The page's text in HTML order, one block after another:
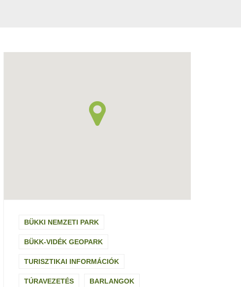
BÜKKI NEMZETI PARK
BÜKK-VIDÉK GEOPARK
TURISZTIKAI INFORMÁCIÓK
TÚRAVEZETÉS BARLANGOK